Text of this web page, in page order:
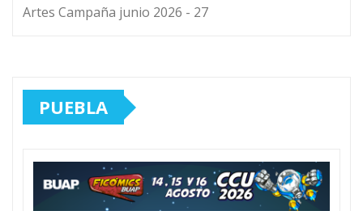
Artes Campaña junio 2026 - 27
PUEBLA